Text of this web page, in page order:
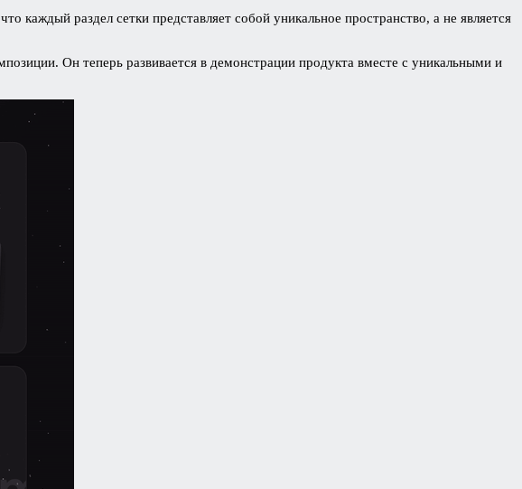
раздел сетки представляет собой уникальное пространство, а не является
Он теперь развивается в демонстрации продукта вместе с уникальными и